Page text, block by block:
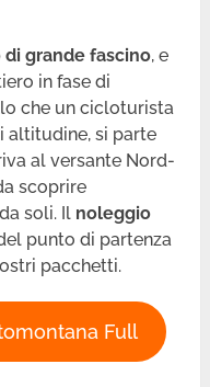
di grande fascino, e
in fase di
che un cicloturista
altitudine, si parte
al versante Nord-
scoprire
soli. Il noleggio
punto di partenza
pacchetti.
Full